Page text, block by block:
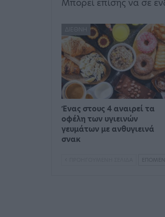
Μπορεί επίσης να σε
ΔΙΕΘΝΉ
Ένας στους 4 αναιρεί τα
οφέλη των υγιεινών
γευμάτων με ανθυγιεινά
σνακ